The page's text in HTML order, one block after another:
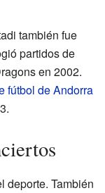
también fue
partidos de
en 2002.
fútbol de Andorra
deporte. También